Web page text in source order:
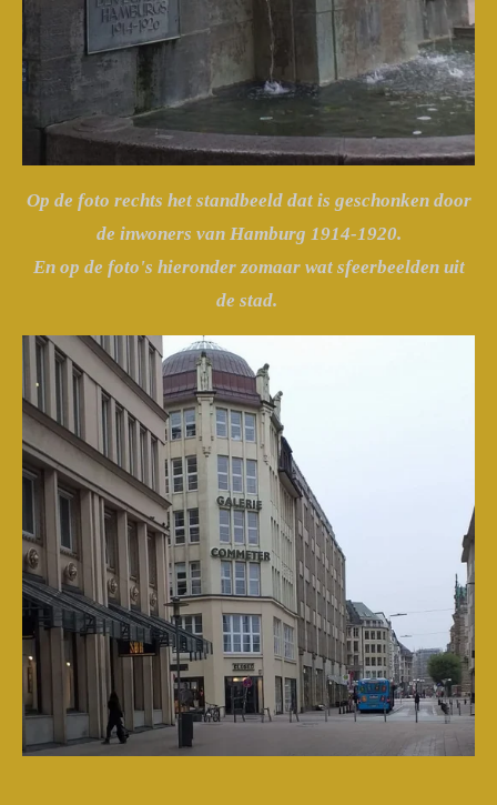
Op de foto rechts het standbeeld dat is geschonken door
de inwoners van Hamburg 1914-1920.
En op de foto's hieronder zomaar wat sfeerbeelden uit
de stad.